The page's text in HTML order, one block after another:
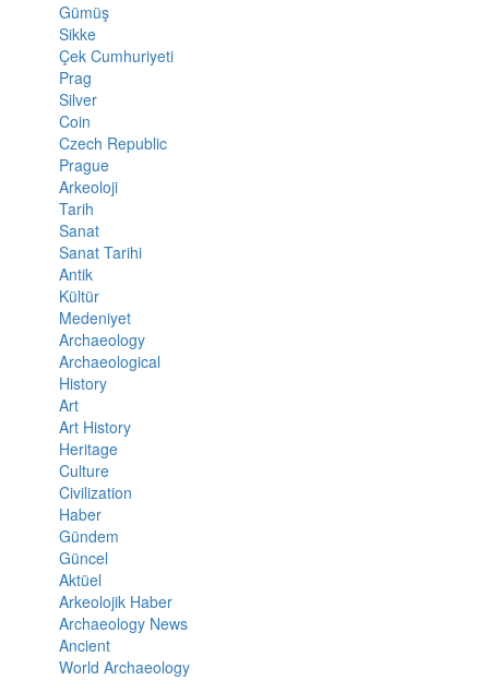
Gümüş
Sikke
Çek Cumhuriyeti
Prag
Silver
Coin
Czech Republic
Prague
Arkeoloji
Tarih
Sanat
Sanat Tarihi
Antik
Kültür
Medeniyet
Archaeology
Archaeological
History
Art
Art History
Heritage
Culture
Civilization
Haber
Gündem
Güncel
Aktüel
Arkeolojik Haber
Archaeology News
Ancient
World Archaeology